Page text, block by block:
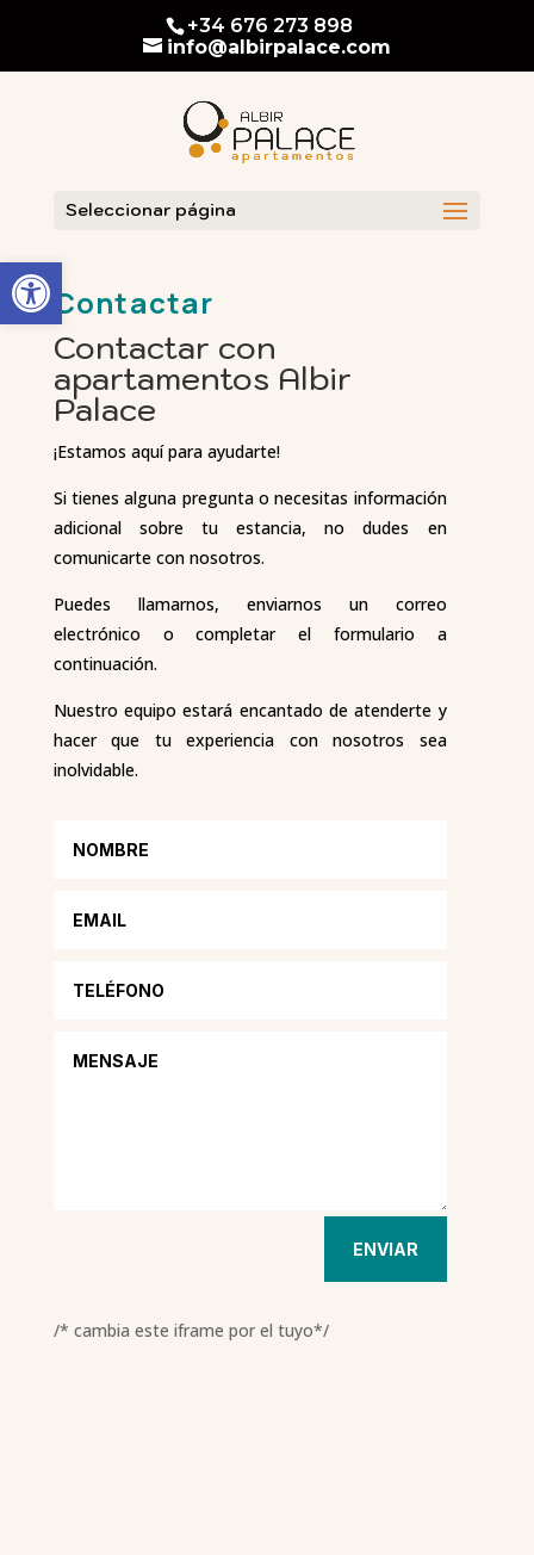
Abrir barra de herramientas
+34 676 273 898
info@albirpalace.com
Seleccionar página
Contactar
Contactar con
apartamentos Albir
Palace
¡Estamos aquí para ayudarte!
Si tienes alguna pregunta o necesitas información
adicional sobre tu estancia, no dudes en
comunicarte con nosotros.
Puedes llamarnos, enviarnos un correo
electrónico o completar el formulario a
continuación.
Nuestro equipo estará encantado de atenderte y
hacer que tu experiencia con nosotros sea
inolvidable.
ENVIAR
/* cambia este iframe por el tuyo*/